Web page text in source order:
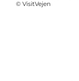
© VisitVejen